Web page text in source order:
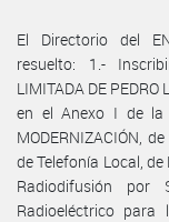
El Directorio del
resuelto: 1.-
LIMITADA DE
en el Anexo I de la
MODERNIZACIÓN,
de Telefonía Local,
Radiodifusión por
Radioeléctrico para